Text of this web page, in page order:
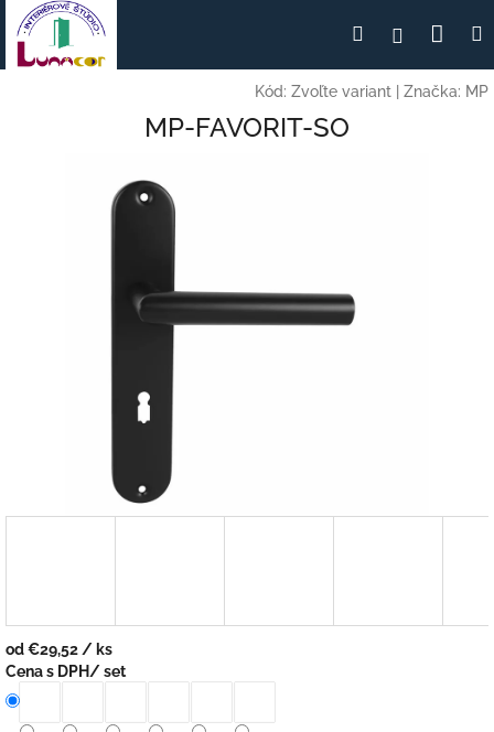
Prejsť
obsah
Hľadať
Kód: Zvoľte variant Značka: MP
MP-FAVORIT-SO
od€29,52 / ks
Jednotková
cena:
Cena s DPH/ set